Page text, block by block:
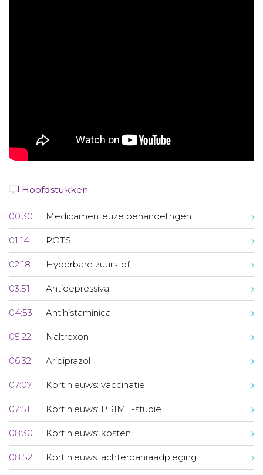
Hoofdstukken
00:30 Medicamenteuze behandelingen
01:14 POTS
02:18 Hyperbare zuurstof
03:51 Antidepressiva
04:53 Antihistaminica
05:22 Naltrexon
06:32 Aripiprazol
07:07 Kort nieuws: vaccinatie
07:51 Kort nieuws: PRIME-studie
08:30 Kort nieuws: kosten
08:52 Kort nieuws: achterbanraadpleging